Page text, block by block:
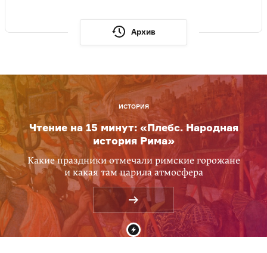
Архив
ИСТОРИЯ
Чтение на 15 минут: «Плебс. Народная
история Рима»
Какие праздники отмечали римские горожане
и какая там царила атмосфера